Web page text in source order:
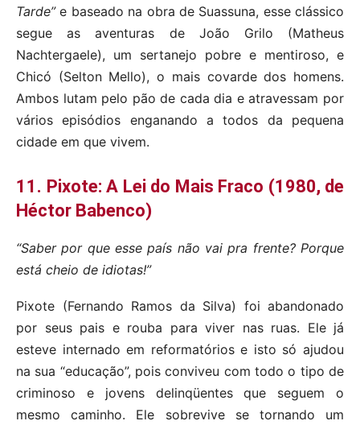
Tarde”e baseado na obra de Suassuna, esse clássico
segue as aventuras de João Grilo (Matheus
Nachtergaele), um sertanejo pobre e mentiroso, e
Chicó (Selton Mello), o mais covarde dos homens.
Ambos lutam pelo pão de cada dia e atravessam por
vários episódios enganando a todos da pequena
cidade em que vivem.
11. Pixote: A Lei do Mais Fraco (1980, de
Héctor Babenco)
“Saber por que esse país não vai pra frente? Porque
está cheio de idiotas!”
Pixote (Fernando Ramos da Silva) foi abandonado
por seus pais e rouba para viver nas ruas. Ele já
esteve internado em reformatórios e isto só ajudou
na sua “educação”, pois conviveu com todo o tipo de
criminoso e jovens delinqüentes que seguem o
mesmo caminho. Ele sobrevive se tornando um